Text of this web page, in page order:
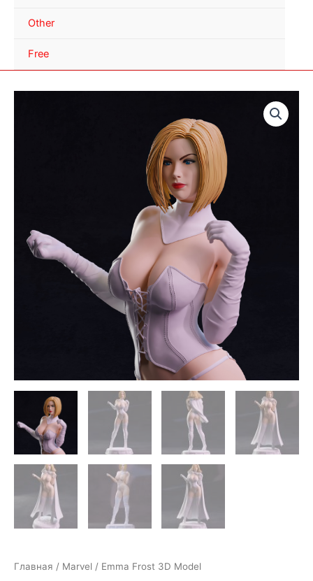
Other
Free
Главная / Marvel / Emma Frost 3D Model